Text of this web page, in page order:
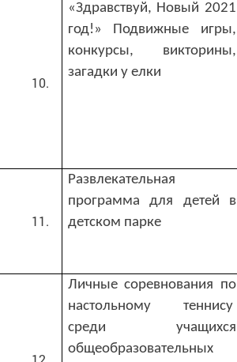
«Здравствуй, Новый 2021
год!» Подвижные игры,
конкурсы, викторины,
загадки у елки
Развлекательная
программа для детей в
детском парке
Личные соревнования по
настольному теннису
среди учащихся
общеобразовательных